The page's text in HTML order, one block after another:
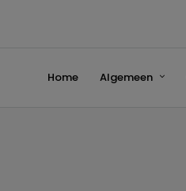
Home Algemeen